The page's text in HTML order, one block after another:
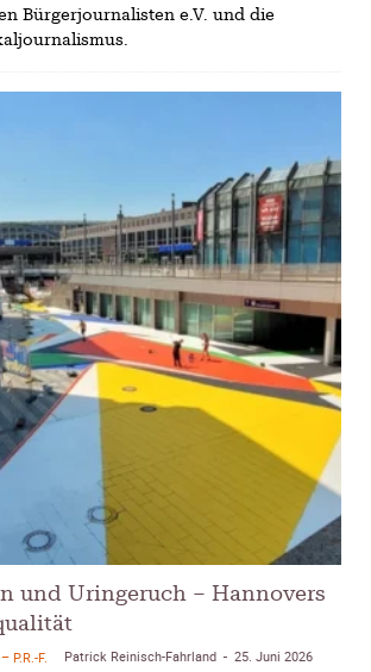
Bürgerjournalisten e.V. und die
und Uringeruch – Hannovers
P.R.-F. Patrick Reinisch-Fahrland - 25. Juni 2026